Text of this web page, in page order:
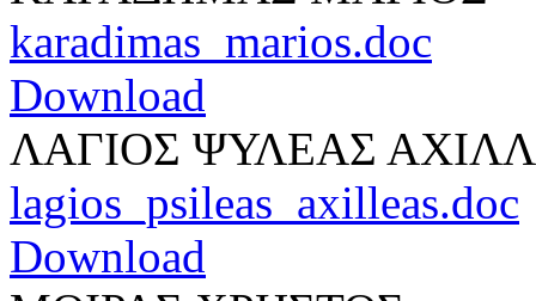
karadimas_marios.doc
Download
ΛΑΓΙΟΣ ΨΥΛΕΑΣ
lagios_psileas_axilleas.doc
Download